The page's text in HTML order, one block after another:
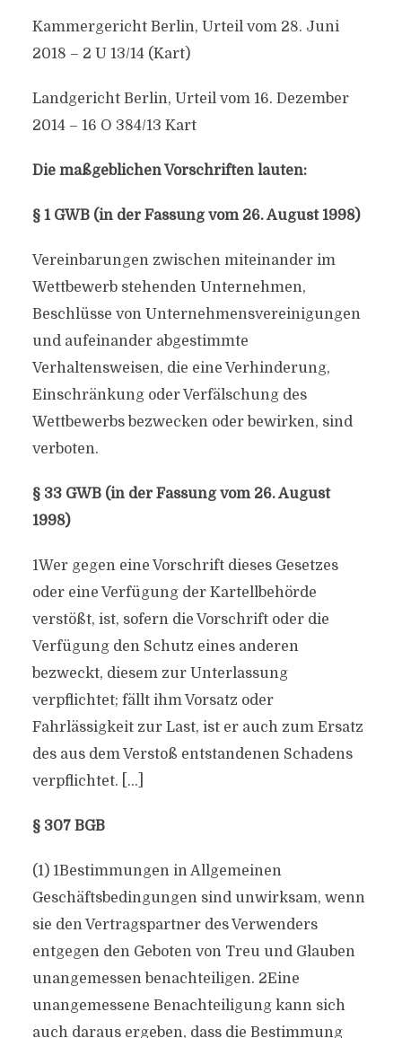
Kammergericht Berlin, Urteil vom 28. Juni
2018 – 2 U 13/14 (Kart)
Landgericht Berlin, Urteil vom 16. Dezember
2014 – 16 O 384/13 Kart
Die maßgeblichen Vorschriften lauten:
§ 1 GWB (in der Fassung vom 26. August 1998)
Vereinbarungen zwischen miteinander im
Wettbewerb stehenden Unternehmen,
Beschlüsse von Unternehmensvereinigungen
und aufeinander abgestimmte
Verhaltensweisen, die eine Verhinderung,
Einschränkung oder Verfälschung des
Wettbewerbs bezwecken oder bewirken, sind
verboten.
§ 33 GWB (in der Fassung vom 26. August
1998)
1Wer gegen eine Vorschrift dieses Gesetzes
oder eine Verfügung der Kartellbehörde
verstößt, ist, sofern die Vorschrift oder die
Verfügung den Schutz eines anderen
bezweckt, diesem zur Unterlassung
verpflichtet; fällt ihm Vorsatz oder
Fahrlässigkeit zur Last, ist er auch zum Ersatz
des aus dem Verstoß entstandenen Schadens
verpflichtet. […]
§ 307 BGB
(1) 1Bestimmungen in Allgemeinen
Geschäftsbedingungen sind unwirksam, wenn
sie den Vertragspartner des Verwenders
entgegen den Geboten von Treu und Glauben
unangemessen benachteiligen. 2Eine
unangemessene Benachteiligung kann sich
auch daraus ergeben, dass die Bestimmung